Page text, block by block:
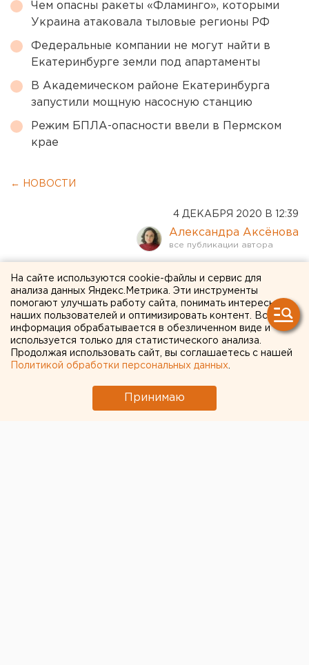
Чем опасны ракеты «Фламинго», которыми
Украина атаковала тыловые регионы РФ
Федеральные компании не могут найти в
Екатеринбурге земли под апартаменты
В Академическом районе Екатеринбурга
запустили мощную насосную станцию
Режим БПЛА-опасности ввели в Пермском
крае
← НОВОСТИ
4 ДЕКАБРЯ 2020 В 12:39
Александра Аксёнова
Ждем введения QR-кодов:
свердловский министр
ответил на предложение
рестораторов (ДОКУМЕНТ)
На сайте используются cookie-файлы и сервис для
анализа данных Яндекс.Метрика. Эти инструменты
помогают улучшать работу сайта, понимать интересы
наших пользователей и оптимизировать контент. Вся
информация обрабатывается в обезличенном виде и
используется только для статистического анализа.
Продолжая использовать сайт, вы соглашаетесь с нашей
Политикой обработки персональных данных
Принимаю